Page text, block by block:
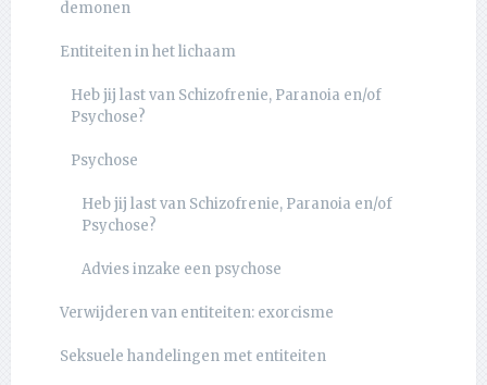
demonen
Entiteiten in het lichaam
Heb jij last van Schizofrenie, Paranoia en/of
Psychose?
Psychose
Heb jij last van Schizofrenie, Paranoia en/of
Psychose?
Advies inzake een psychose
Verwijderen van entiteiten: exorcisme
Seksuele handelingen met entiteiten